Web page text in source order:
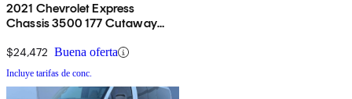
2021 Chevrolet Express
Chassis 3500 177 Cutaway
$24,472 Buena oferta
Incluye tarifas de conc.